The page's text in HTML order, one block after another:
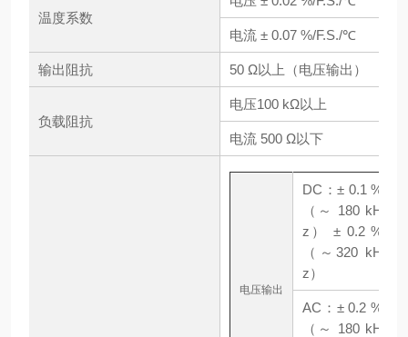
温度系数
电流 ± 0.07 %/F.S./℃
输出阻抗 50 Ω以上（电压输出）
负载阻抗
电压100 kΩ以上
电流 500 Ω以下
电压输出
DC：± 0.1 %
（～ 180 kH
z） ± 0.2 %
（～320 kH
z）
AC：± 0.2 %
（～ 180 kH